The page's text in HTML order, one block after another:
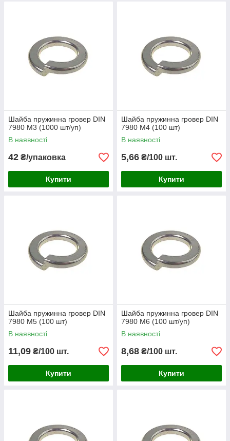
Шайба пружинна гровер DIN
7980 М3 (1000 шт/уп)
В наявності
42 ₴/упаковка
Купити
Шайба пружинна гровер DIN
7980 М4 (100 шт)
В наявності
5,66 ₴/100 шт.
Купити
Шайба пружинна гровер DIN
7980 М5 (100 шт)
В наявності
11,09 ₴/100 шт.
Купити
Шайба пружинна гровер DIN
7980 М6 (100 шт/уп)
В наявності
8,68 ₴/100 шт.
Купити